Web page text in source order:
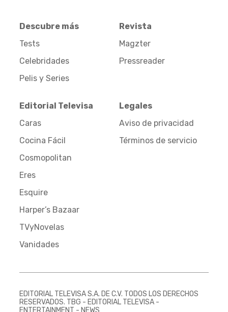
Descubre más
Tests
Celebridades
Pelis y Series
Revista
Magzter
Pressreader
Editorial Televisa
Caras
Cocina Fácil
Cosmopolitan
Eres
Esquire
Harper’s Bazaar
TVyNovelas
Vanidades
Legales
Aviso de privacidad
Términos de servicio
EDITORIAL TELEVISA S.A. DE C.V. TODOS LOS DERECHOS
RESERVADOS. TBG - EDITORIAL TELEVISA -